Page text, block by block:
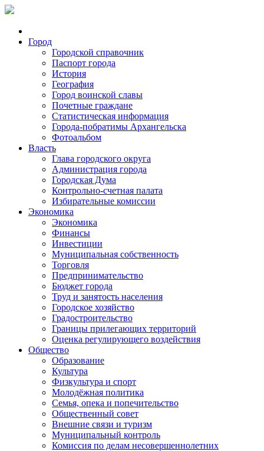
Город
Городской справочник
Паспорт города
История
География
Город воинской славы
Почетные граждане
Статистическая информация
Города-побратимы Архангельска
Фотоальбом
Власть
Глава городского округа
Администрация города
Городская Дума
Контрольно-счетная палата
Избирательные комиссии
Экономика
Экономика
Финансы
Инвестиции
Муниципальная собственность
Торговля
Предпринимательство
Бюджет города
Труд и занятость населения
Городское хозяйство
Градостроительство
Границы прилегающих территорий
Оценка регулирующего воздействия
Общество
Образование
Культура
Физкультура и спорт
Молодёжная политика
Семья, опека и попечительство
Общественный совет
Внешние связи и туризм
Муниципальный контроль
Комиссия по делам несовершеннолетних